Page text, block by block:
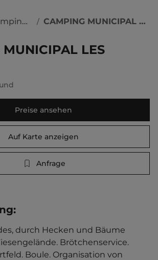
Campingplätze / CAMPING MUNICIPAL LES FEUILLES
LES
Preise ansehen
Auf Karte anzeigen
Anfrage
:
durch Hecken und Bäume
Brötchenservice.
Boule. Organisation von